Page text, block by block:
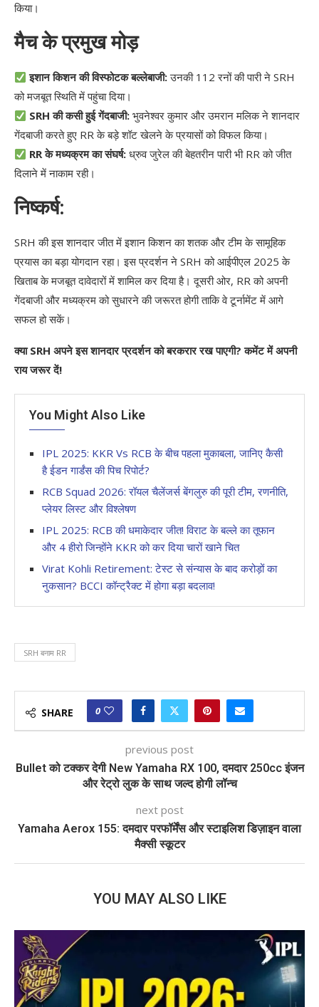
किया।
मैच के प्रमुख मोड़
इशान किशन की विस्फोटक बल्लेबाजी:उनकी 112 रनों की पारी ने SRH
को मजबूत स्थिति में पहुंचा दिया।
SRH की कसी हुई गेंदबाजी: भुवनेश्वर कुमार और उमरान मलिक ने शानदार
गेंदबाजी करते हुए RR के बड़े शॉट खेलने के प्रयासों को विफल किया।
RR के मध्यक्रम का संघर्ष: ध्रुव जुरेल की बेहतरीन पारी भी RR को जीत
दिलाने में नाकाम रही।
निष्कर्ष:
SRH की इस शानदार जीत में इशान किशन का शतक और टीम के सामूहिक
प्रयास का बड़ा योगदान रहा। इस प्रदर्शन ने SRH को आईपीएल 2025 के
खिताब के मजबूत दावेदारों में शामिल कर दिया है। दूसरी ओर, RR को अपनी
गेंदबाजी और मध्यक्रम को सुधारने की जरूरत होगी ताकि वे टूर्नामेंट में आगे
सफल हो सकें।
क्या SRH अपने इस शानदार प्रदर्शन को बरकरार रख पाएगी? कमेंट में अपनी
राय जरूर दें!
You Might Also Like
IPL 2025: KKR Vs RCB के बीच पहला मुकाबला, जानिए कैसी
है ईडन गार्डंस की पिच रिपोर्ट?
RCB Squad 2026: रॉयल चैलेंजर्स बेंगलुरु की पूरी टीम, रणनीति,
प्लेयर लिस्ट और विश्लेषण
IPL 2025: RCB की धमाकेदार जीत! विराट के बल्ले का तूफान
और 4 हीरो जिन्होंने KKR को कर दिया चारों खाने चित
Virat Kohli Retirement: टेस्ट से संन्यास के बाद करोड़ों का
नुकसान? BCCI कॉन्ट्रैक्ट में होगा बड़ा बदलाव!
SRH बनाम RR
SHARE 0
previous post
Bullet को टक्कर देगी New Yamaha RX 100, दमदार 250cc इंजन
और रेट्रो लुक के साथ जल्द होगी लॉन्च
next post
Yamaha Aerox 155: दमदार परफॉर्मेंस और स्टाइलिश डिज़ाइन वाला
मैक्सी स्कूटर
YOU MAY ALSO LIKE